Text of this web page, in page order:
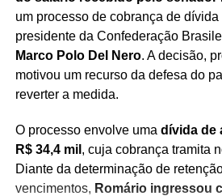
um processo de cobrança de
presidente da Confederação
Marco Polo Del Nero. A decisão,
motivou um recurso da defesa do
reverter a medida.
O processo envolve uma dívida de
R$ 34,4 mil , cuja cobrança tramita
Diante da determinação de
vencimentos, Romário ingressou